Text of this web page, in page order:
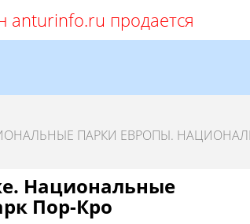
anturinfo.ru продается
ПАРКИ ЕВРОПЫ.
Национальные
Пор-Кро